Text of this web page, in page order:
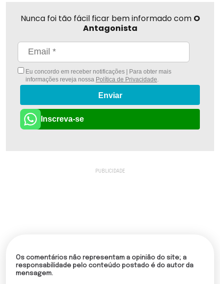
Nunca foi tão fácil ficar bem informado com O
Antagonista
Eu concordo em receber notificações | Para obter mais
informações reveja nossa Política de Privacidade
Enviar
Inscreva-se
Os comentários não representam a opinião do site; a
responsabilidade pelo conteúdo postado é do autor da
mensagem.